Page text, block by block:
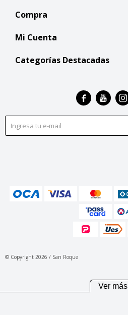
Compra
Mi Cuenta
Categorías Destacadas
  
© Copyright 2026 / San Roque
Ver más